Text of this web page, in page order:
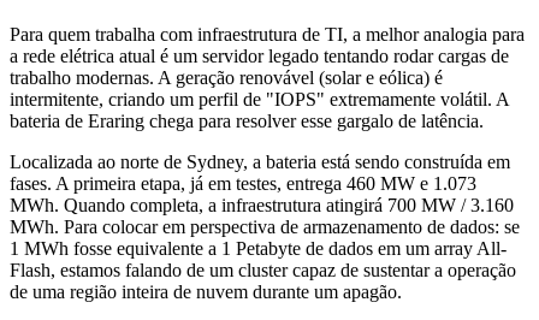
Para quem trabalha com infraestrutura de TI, a melhor analogia para
a rede elétrica atual é um servidor legado tentando rodar cargas de
trabalho modernas. A geração renovável (solar e eólica) é
intermitente, criando um perfil de "IOPS" extremamente volátil. A
bateria de Eraring chega para resolver esse gargalo de latência.
Localizada ao norte de Sydney, a bateria está sendo construída em
fases. A primeira etapa, já em testes, entrega 460 MW e 1.073
MWh. Quando completa, a infraestrutura atingirá 700 MW / 3.160
MWh. Para colocar em perspectiva de armazenamento de dados: se
1 MWh fosse equivalente a 1 Petabyte de dados em um array All-
Flash, estamos falando de um cluster capaz de sustentar a operação
de uma região inteira de nuvem durante um apagão.